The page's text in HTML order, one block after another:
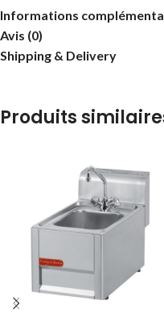
Informations
Avis (0)
Shipping & Delivery
Produits